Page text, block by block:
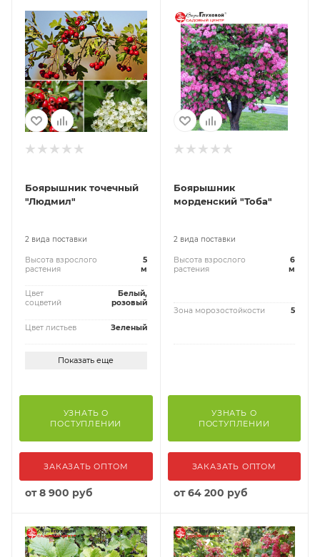
Боярышник точечный
"Людмил"
2 вида поставки
Высота взрослого
растения
5
м
Цвет
соцветий
Белый,
розовый
Цвет листьев Зеленый
Показать еще
УЗНАТЬ О
ПОСТУПЛЕНИИ
ЗАКАЗАТЬ ОПТОМ
от8 900 руб
Боярышник
морденский "Тоба"
2 вида поставки
Высота взрослого
растения
6
м
Зона морозостойкости 5
УЗНАТЬ О
ПОСТУПЛЕНИИ
ЗАКАЗАТЬ ОПТОМ
от64 200 руб